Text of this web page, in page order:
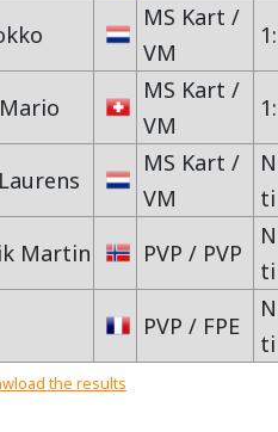
MS Kart /
VM
MS Kart /
VM
MS Kart /
VM
Martin PVP / PVP
PVP / FPE
the results